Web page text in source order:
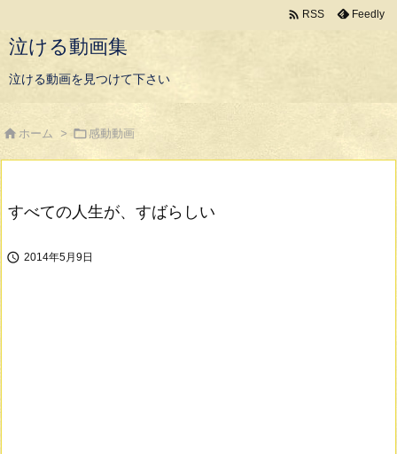
 RSS Feedly
泣ける動画集
泣ける動画を見つけて下さい
 ホーム >  感動動画
すべての人生が、すばらしい
 2014年5月9日